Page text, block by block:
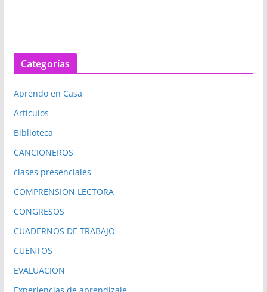
Categorías
Aprendo en Casa
Artículos
Biblioteca
CANCIONEROS
clases presenciales
COMPRENSION LECTORA
CONGRESOS
CUADERNOS DE TRABAJO
CUENTOS
EVALUACION